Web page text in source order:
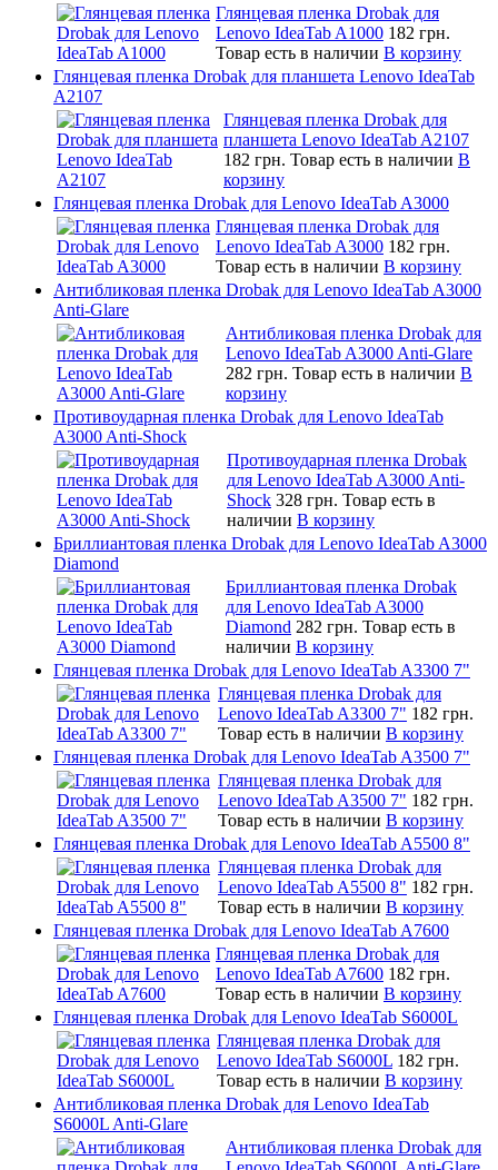
Глянцевая пленка Drobak для
Lenovo IdeaTab A1000 182 грн.
Товар есть в наличии В корзину
Глянцевая пленка Drobak для планшета Lenovo IdeaTab
A2107
Глянцевая пленка Drobak для
планшета Lenovo IdeaTab A2107
182 грн. Товар есть в наличии В
корзину
Глянцевая пленка Drobak для Lenovo IdeaTab A3000
Глянцевая пленка Drobak для
Lenovo IdeaTab A3000 182 грн.
Товар есть в наличии В корзину
Антибликовая пленка Drobak для Lenovo IdeaTab A3000
Anti-Glare
Антибликовая пленка Drobak для
Lenovo IdeaTab A3000 Anti-Glare
282 грн. Товар есть в наличии В
корзину
Противоударная пленка Drobak для Lenovo IdeaTab
A3000 Anti-Shock
Противоударная пленка Drobak
для Lenovo IdeaTab A3000 Anti-
Shock 328 грн. Товар есть в
наличии В корзину
Бриллиантовая пленка Drobak для Lenovo IdeaTab A3000
Diamond
Бриллиантовая пленка Drobak
для Lenovo IdeaTab A3000
Diamond 282 грн. Товар есть в
наличии В корзину
Глянцевая пленка Drobak для Lenovo IdeaTab A3300 7"
Глянцевая пленка Drobak для
Lenovo IdeaTab A3300 7" 182 грн.
Товар есть в наличии В корзину
Глянцевая пленка Drobak для Lenovo IdeaTab A3500 7"
Глянцевая пленка Drobak для
Lenovo IdeaTab A3500 7" 182 грн.
Товар есть в наличии В корзину
Глянцевая пленка Drobak для Lenovo IdeaTab A5500 8"
Глянцевая пленка Drobak для
Lenovo IdeaTab A5500 8" 182 грн.
Товар есть в наличии В корзину
Глянцевая пленка Drobak для Lenovo IdeaTab A7600
Глянцевая пленка Drobak для
Lenovo IdeaTab A7600 182 грн.
Товар есть в наличии В корзину
Глянцевая пленка Drobak для Lenovo IdeaTab S6000L
Глянцевая пленка Drobak для
Lenovo IdeaTab S6000L 182 грн.
Товар есть в наличии В корзину
Антибликовая пленка Drobak для Lenovo IdeaTab
S6000L Anti-Glare
Антибликовая пленка Drobak для